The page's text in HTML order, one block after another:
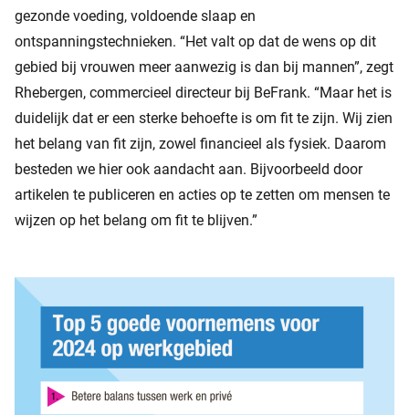
gezonde voeding, voldoende slaap en
ontspanningstechnieken. “Het valt op dat de wens op dit
gebied bij vrouwen meer aanwezig is dan bij mannen”, zegt
Rhebergen, commercieel directeur bij BeFrank. “Maar het is
duidelijk dat er een sterke behoefte is om fit te zijn. Wij zien
het belang van fit zijn, zowel financieel als fysiek. Daarom
besteden we hier ook aandacht aan. Bijvoorbeeld door
artikelen te publiceren en acties op te zetten om mensen te
wijzen op het belang om fit te blijven.”